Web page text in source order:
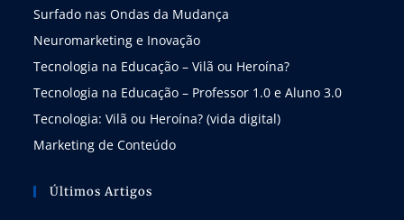
Surfado nas Ondas da Mudança
Neuromarketing e Inovação
Tecnologia na Educação – Vilã ou Heroína?
Tecnologia na Educação – Professor 1.0 e Aluno 3.0
Tecnologia: Vilã ou Heroína? (vida digital)
Marketing de Conteúdo
Últimos Artigos